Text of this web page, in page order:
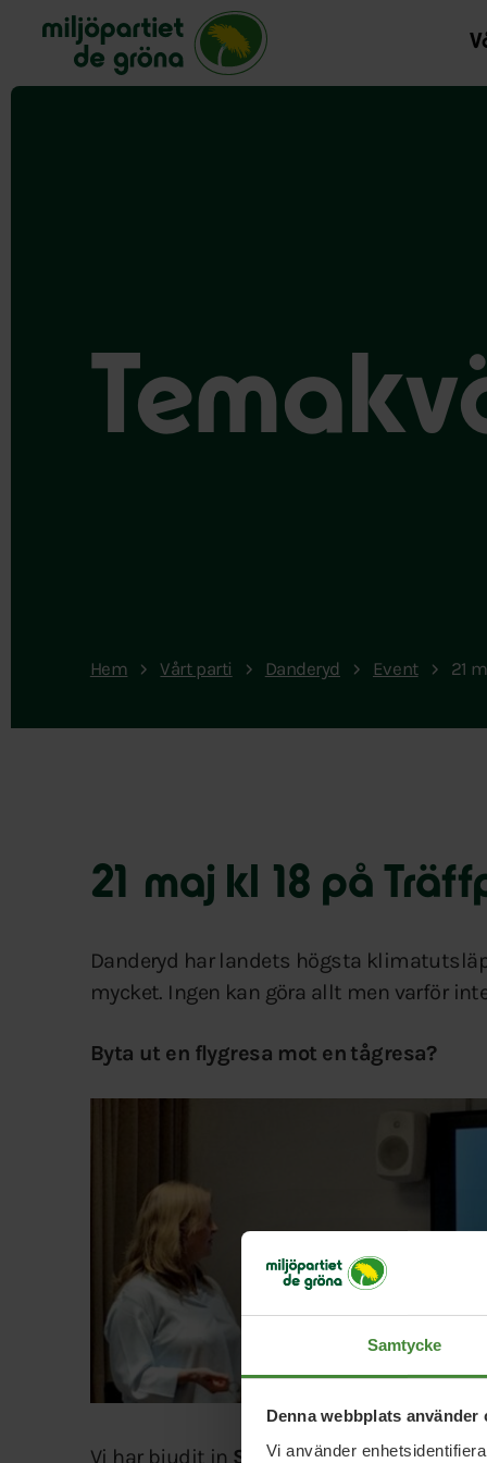
Samtycke
Denna webbplats använder
Vi använder
Miljöpartiet de gröna, startsida
Hem Vårt parti Danderyd Event 21
21 maj kl 18 på
Danderyd har landets högsta
mycket. Ingen kan göra allt men varför
Byta ut en flygresa mot en tågresa?
Vi har bjudit in Susanna Elforsatt hålla